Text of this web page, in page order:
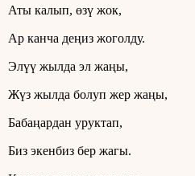
Аты калып, өзү жок,
Ар канча деңиз жоголду.
Элүү жылда эл жаңы,
Жүз жылда болуп жер жаңы,
Бабаңардан уруктап,
Биз экенбиз бер жагы.